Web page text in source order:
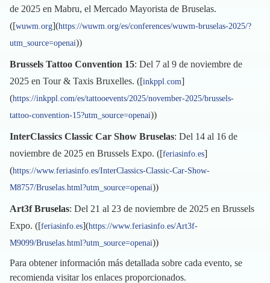
de 2025 en Mabru, el Mercado Mayorista de Bruselas.
([wuwm.org](https://wuwm.org/es/conferences/wuwm-bruselas-2025/?
utm_source=openai))
Brussels Tattoo Convention 15: Del 7 al 9 de noviembre de
2025 en Tour & Taxis Bruxelles. ([inkppl.com]
(https://inkppl.com/es/tattooevents/2025/november-2025/brussels-
tattoo-convention-15?utm_source=openai))
InterClassics Classic Car Show Bruselas: Del 14 al 16 de
noviembre de 2025 en Brussels Expo. ([feriasinfo.es]
(https://www.feriasinfo.es/InterClassics-Classic-Car-Show-
M8757/Bruselas.html?utm_source=openai))
Art3f Bruselas: Del 21 al 23 de noviembre de 2025 en Brussels
Expo. ([feriasinfo.es](https://www.feriasinfo.es/Art3f-
M9099/Bruselas.html?utm_source=openai))
Para obtener información más detallada sobre cada evento, se
recomienda visitar los enlaces proporcionados.